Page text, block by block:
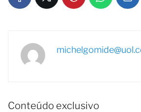
Conteúdo exclusivo